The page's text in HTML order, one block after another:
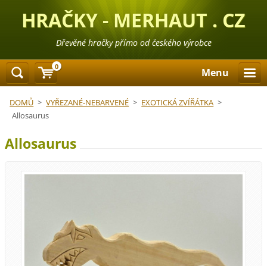
HRAČKY - MERHAUT . CZ
Dřevěné hračky přímo od českého výrobce
Menu
DOMŮ > VYŘEZANÉ-NEBARVENÉ > EXOTICKÁ ZVÍŘÁTKA >
Allosaurus
Allosaurus
0